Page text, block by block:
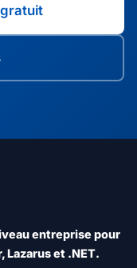
entreprise pour
Lazarus et .NET.